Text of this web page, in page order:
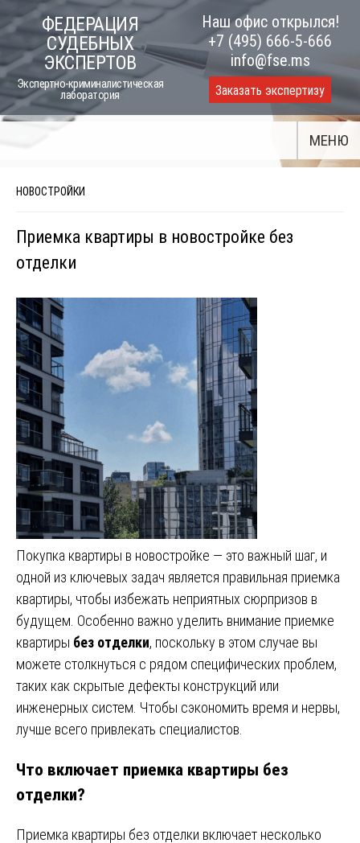
to
content
ФЕДЕРАЦИЯ
СУДЕБНЫХ
ЭКСПЕРТОВ
Экспертно-криминалистическая
лаборатория
Наш офис открылся!
+7 (495) 666-5-666
info@fse.ms
Заказать экспертизу
МЕНЮ
НОВОСТРОЙКИ
Приемка квартиры в новостройке без
отделки
Покупка квартиры в новостройке — это важный шаг, и
одной из ключевых задач является правильная приемка
квартиры, чтобы избежать неприятных сюрпризов в
будущем. Особенно важно уделить внимание приемке
квартиры без отделки, поскольку в этом случае вы
можете столкнуться с рядом специфических проблем,
таких как скрытые дефекты конструкций или
инженерных систем. Чтобы сэкономить время и нервы,
лучше всего привлекать специалистов.
Что включает приемка квартиры без
отделки?
Приемка квартиры без отделки включает несколько